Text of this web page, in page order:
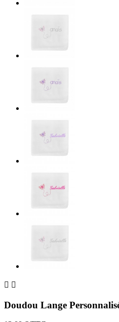
 
Doudou Lange